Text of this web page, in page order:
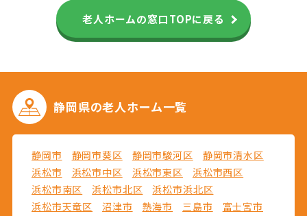
老人ホームの窓口TOPに戻る
静岡県の老人ホーム一覧
静岡市 静岡市葵区 静岡市駿河区
静岡市清水区
浜松市
浜松市中区 浜松市東区
浜松市西区
浜松市南区
浜松市北区
浜松市浜北区
浜松市天竜区
沼津市 熱海市 三島市
富士宮市